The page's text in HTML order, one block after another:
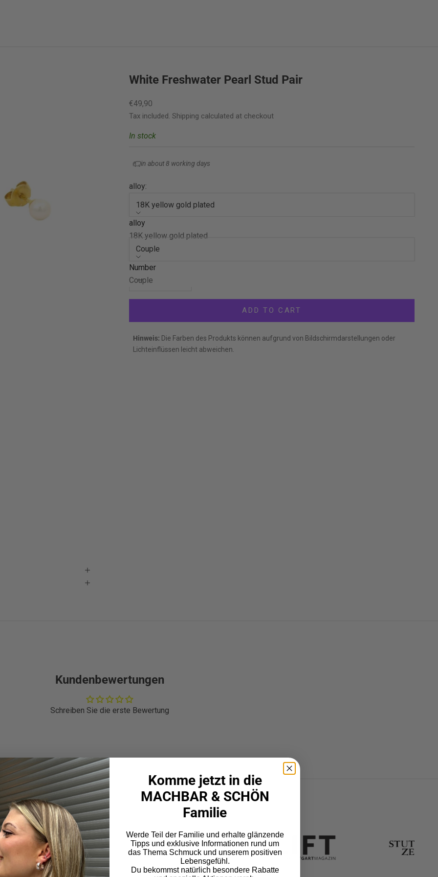
White Freshwater Pearl Stud Pair
Sale price
€49,90
Tax included. Shipping calculated at checkout
In stock
in about 8 working days
alloy:
18K yellow gold plated
alloy
18K yellow gold plated
Number:
Couple
Number
Couple
Decrease quantity
ADD TO CART
Hinweis: Die Farben des Produkts können aufgrund von Bildschirmdarstellungen oder
Lichteinflüssen leicht abweichen.
Kundenbewertungen
Schreiben Sie die erste Bewertung
Komme jetzt in die
MACHBAR & SCHÖN
Familie
Werde Teil der Familie und erhalte glänzende
Tipps und exklusive Informationen rund um
das Thema Schmuck und unserem positiven
Lebensgefühl.
Du bekommst natürlich besondere Rabatte